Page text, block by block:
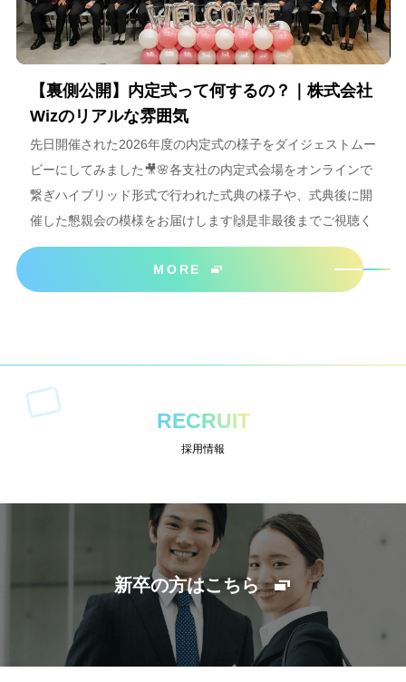
【裏側公開】内定式って何するの？｜株式会社
Wizのリアルな雰囲気
先日開催された2026年度の内定式の様子をダイジェストムー
ビーにしてみました🎥🌸各支社の内定式会場をオンラインで
繋ぎハイブリッド形式で行われた式典の様子や、式典後に開
催した懇親会の模様をお届けします🙌是非最後までご視聴く
ださいね＾＾
MORE
RECRUIT
採用情報
新卒の方はこちら